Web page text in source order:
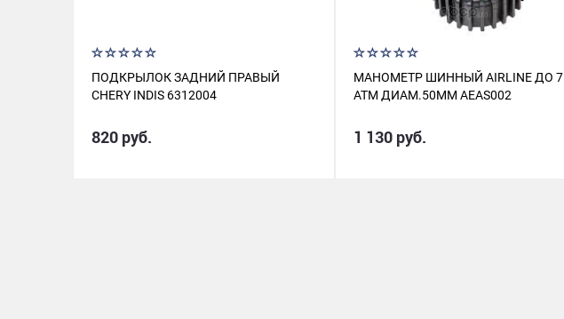
ПОДКРЫЛОК ЗАДНИЙ ПРАВЫЙ
CHERY INDIS 6312004
820 руб.
МАНОМЕТР ШИННЫЙ AIRLINE ДО 7
АТМ ДИАМ.50ММ AEAS002
1 130 руб.